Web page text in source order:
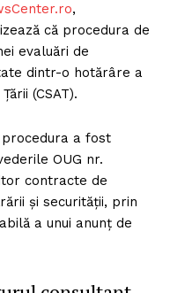
,
că procedura de
evaluări de
dintr-o hotărâre a
(CSAT).
procedura a fost
OUG nr.
contracte de
și securității, prin
a unui anunț de